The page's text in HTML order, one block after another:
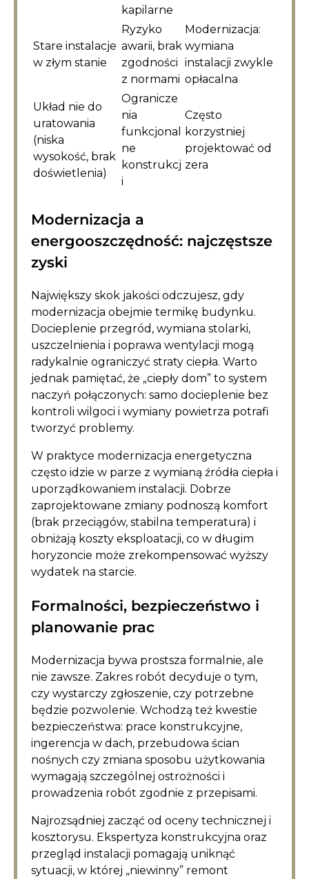
kapilarne
Stare instalacje
w złym stanie
Ryzyko
awarii, brak
zgodności
z normami
Modernizacja:
wymiana
instalacji zwykle
opłacalna
Układ nie do
uratowania
(niska
wysokość, brak
doświetlenia)
Ogranicze
nia
funkcjonal
ne
konstrukcj
i
Często
korzystniej
projektować od
zera
Modernizacja a
energooszczędność: najczęstsze
zyski
Największy skok jakości odczujesz, gdy
modernizacja obejmie termikę budynku.
Docieplenie przegród, wymiana stolarki,
uszczelnienia i poprawa wentylacji mogą
radykalnie ograniczyć straty ciepła. Warto
jednak pamiętać, że „ciepły dom” to system
naczyń połączonych: samo docieplenie bez
kontroli wilgoci i wymiany powietrza potrafi
tworzyć problemy.
W praktyce modernizacja energetyczna
często idzie w parze z wymianą źródła ciepła i
uporządkowaniem instalacji. Dobrze
zaprojektowane zmiany podnoszą komfort
(brak przeciągów, stabilna temperatura) i
obniżają koszty eksploatacji, co w długim
horyzoncie może zrekompensować wyższy
wydatek na starcie.
Formalności, bezpieczeństwo i
planowanie prac
Modernizacja bywa prostsza formalnie, ale
nie zawsze. Zakres robót decyduje o tym,
czy wystarczy zgłoszenie, czy potrzebne
będzie pozwolenie. Wchodzą też kwestie
bezpieczeństwa: prace konstrukcyjne,
ingerencja w dach, przebudowa ścian
nośnych czy zmiana sposobu użytkowania
wymagają szczególnej ostrożności i
prowadzenia robót zgodnie z przepisami.
Najrozsądniej zacząć od oceny technicznej i
kosztorysu. Ekspertyza konstrukcyjna oraz
przegląd instalacji pomagają uniknąć
sytuacji, w której „niewinny” remont